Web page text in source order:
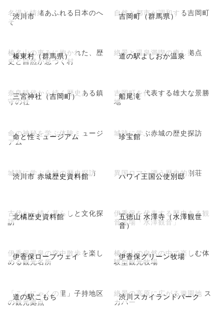
渋川市
名湯と情緒あふれる日本のへ
そ
吉岡町（群馬県）
自然と都市が調和する吉岡町
榛東村（群馬県）
榛名山の恵みに抱かれた、歴
史と自然が息づく村
道の駅よしおか温泉
絶景と温泉満喫の癒し拠点
三宮神社（吉岡町）
奈良時代から続く歴史ある鎮
守の社
船尾滝
吉岡町を代表する雄大な景勝
地
命と性ミュージアム
命の神秘を学ぶ体験ミュージ
アム
珍宝館
城跡に学ぶ赤城の歴史探訪
渋川市 赤城歴史資料館
城跡に学ぶ赤城の歴史探訪 ハワイ王国公使別邸
異国ロマン漂う歴史的別荘
北橘歴史資料館
古代から続く暮らしと文化探
訪
五徳山 水澤寺（水澤観世
音）
伊香保を代表する歴史ある観
音霊場「水澤観音」
伊香保ロープウェイ
伊香保温泉の空中散歩を楽し
める観光名所
伊香保グリーン牧場
榛名山の自然の中で楽しむ体
験型観光牧場
道の駅こもち
「こんにゃくの里」子持地区
の観光拠点
渋川スカイランドパーク
絶景の高原に広がる遊園地 ス
カパー